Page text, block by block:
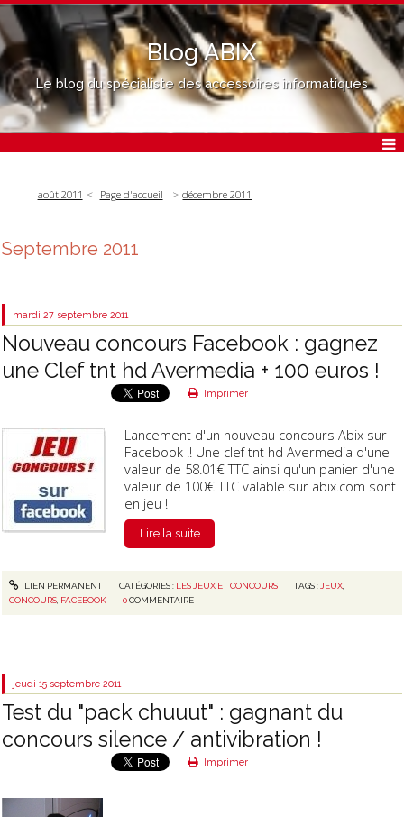
Blog ABIX
Le blog du spécialiste des accessoires informatiques
août 2011 Page d'accueil décembre 2011
Septembre 2011
mardi 27 septembre 2011
Nouveau concours Facebook : gagnez
une Clef tnt hd Avermedia + 100 euros !
Imprimer
Lancement d'un nouveau concours Abix sur
Facebook !! Une clef tnt hd Avermedia d'une
valeur de 58.01€ TTC ainsi qu'un panier d'une
valeur de 100€ TTC valable sur abix.com sont
en jeu !
Lire la suite
LIEN PERMANENT CATÉGORIES : LES JEUX ET CONCOURS TAGS : JEUX
CONCOURS FACEBOOK 0 COMMENTAIRE
jeudi 15 septembre 2011
Test du "pack chuuut" : gagnant du
concours silence / antivibration !
Imprimer